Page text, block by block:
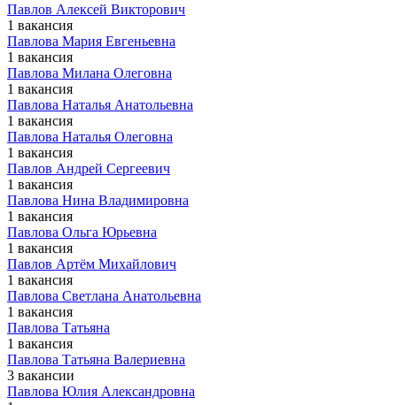
Павлов Алексей Викторович
1 вакансия
Павлова Мария Евгеньевна
1 вакансия
Павлова Милана Олеговна
1 вакансия
Павлова Наталья Анатольевна
1 вакансия
Павлова Наталья Олеговна
1 вакансия
Павлов Андрей Сергеевич
1 вакансия
Павлова Нина Владимировна
1 вакансия
Павлова Ольга Юрьевна
1 вакансия
Павлов Артём Михайлович
1 вакансия
Павлова Светлана Анатольевна
1 вакансия
Павлова Татьяна
1 вакансия
Павлова Татьяна Валериевна
3 вакансии
Павлова Юлия Александровна